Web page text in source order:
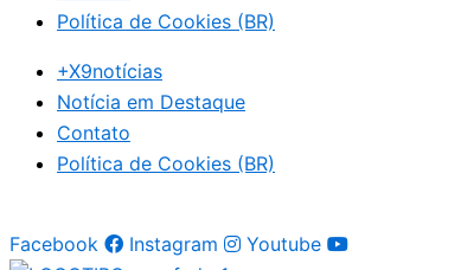
Política de Cookies (BR)
+X9notícias
Notícia em Destaque
Contato
Política de Cookies (BR)
Facebook Instagram Youtube